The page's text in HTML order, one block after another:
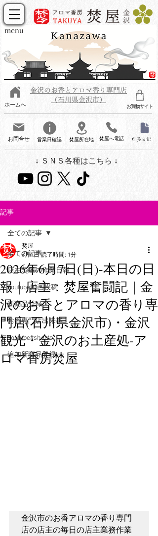
menu
ホームへ
焚屋所在地
営業日確認
お問合せ 焚屋へ電話
お買物サイト
↓ ＳＮＳ各種はこちら ↓
金沢のお香とアロマ香り専門店
（石川県金沢市）
店長日記
記事
全ての記事
店主焚屋の作業日報
Youtube動画投稿
新商品登録
お香専門店出来事
Youtube#shorts
追加新商品登録
全ての記事
2026年6月7日(日)-本日の日
報｜店主：焚屋奮闘記｜金
沢のお香とアロマの香り専
門店(石川県金沢市)・金沢
観光・金沢のお土産処-ア
ロマ香房焚屋
焚屋
6月7日 読了時間: 1分
金沢市のお香アロマの香り専門
店の店主の毎日の店主業務作業